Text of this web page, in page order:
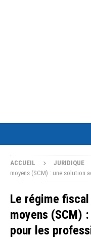
ACCUEIL JURIDIQUE
moyens (SCM) : une solution
Le régime
moyens (SCM)
pour les